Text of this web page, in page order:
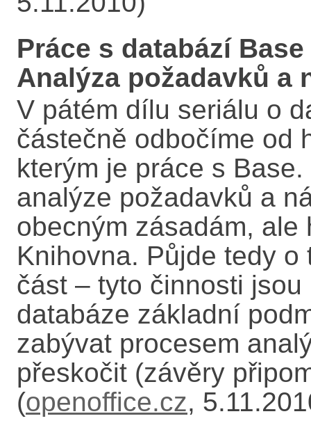
Práce s databází
Analýza požadavků a
V pátém dílu seriálu o
částečně odbočíme od
kterým je práce s
analýze požadavků a
obecným zásadám,
Knihovna. Půjde tedy
část – tyto činnosti
databáze základní
zabývat procesem
přeskočit (závěry
(openoffice.cz,